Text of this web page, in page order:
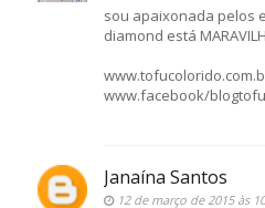
sou apaixonada pelos
diamond está
www.facebook/
Janaína Santos
12 de março de 2015 às